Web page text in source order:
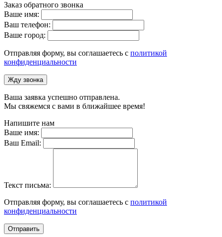
Заказ обратного звонка
Ваше имя:
Ваш телефон:
Ваше город:
Отправляя форму, вы соглашаетесь с политикой
конфиденциальности
Жду звонка
Ваша заявка успешно отправлена.
Мы свяжемся с вами в ближайшее время!
Напишите нам
Ваше имя:
Ваш Email:
Текст письма:
Отправляя форму, вы соглашаетесь с политикой
конфиденциальности
Отправить